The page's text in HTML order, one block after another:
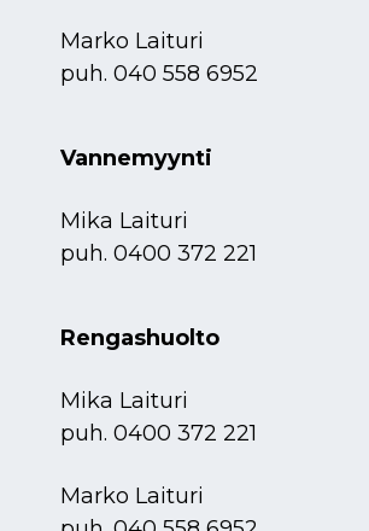
Marko Laituri
puh. 040 558 6952
Vannemyynti
Mika Laituri
puh. 0400 372 221
Rengashuolto
Mika Laituri
puh. 0400 372 221
Marko Laituri